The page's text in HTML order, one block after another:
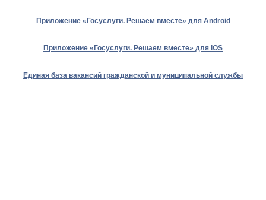
Приложение «Госуслуги. Решаем вместе» для Android
Приложение «Госуслуги. Решаем вместе» для iOS
Единая база вакансий гражданской и муниципальной службы